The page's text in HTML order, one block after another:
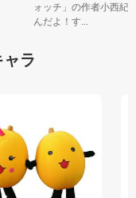
ォッチ」の作者小西
んだよ！す...
ラ